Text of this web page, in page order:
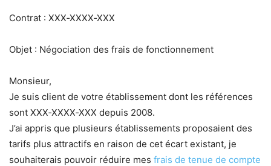
Contrat : XXX‐XXXX‐XXX
Objet : Négociation des frais de fonctionnement
Monsieur,
Je suis client de votre établissement dont les références
sont XXX‐XXXX‐XXX depuis 2008.
J’ai appris que plusieurs établissements proposaient des
tarifs plus attractifs en raison de cet écart existant, je
souhaiterais pouvoir réduire mes frais de tenue de compte